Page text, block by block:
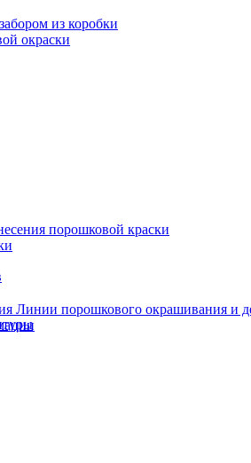
из коробки
окраски
порошковой краски
Линии порошкового окрашивания и